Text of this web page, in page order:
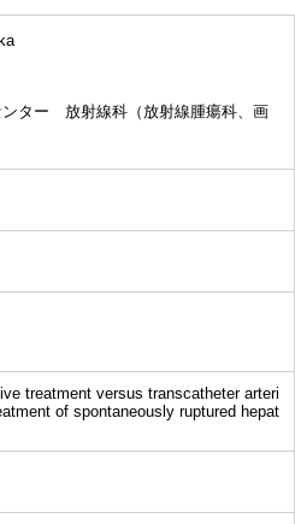
ター 放射線科（放射線腫瘍科、画
treatment versus transcatheter arteri
of spontaneously ruptured hepat